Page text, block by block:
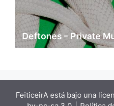
Deftones – Private
FeiticeirA está bajo una